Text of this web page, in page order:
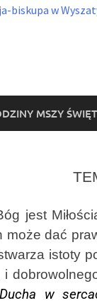
MSZY
Miłością i
może dać
istoty
w